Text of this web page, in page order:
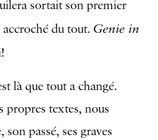
sortait son premier
accroché du tout. Genie in
là que tout a changé.
propres textes, nous
passé, ses graves